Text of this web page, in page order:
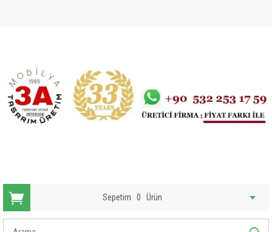
Sepetim 0 Ürün